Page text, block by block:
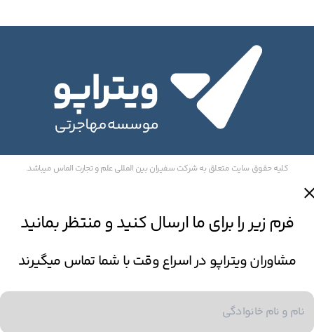
کلیه حقوق سایت متعلق به شرکت سفیران بین المللی علم و تجارت الماس میباشد.
فرم زیر را برای ما ارسال کنید و منتظر بمانید
مشاوران ویتراپو در اسراع وقت با شما تماس میگیرند